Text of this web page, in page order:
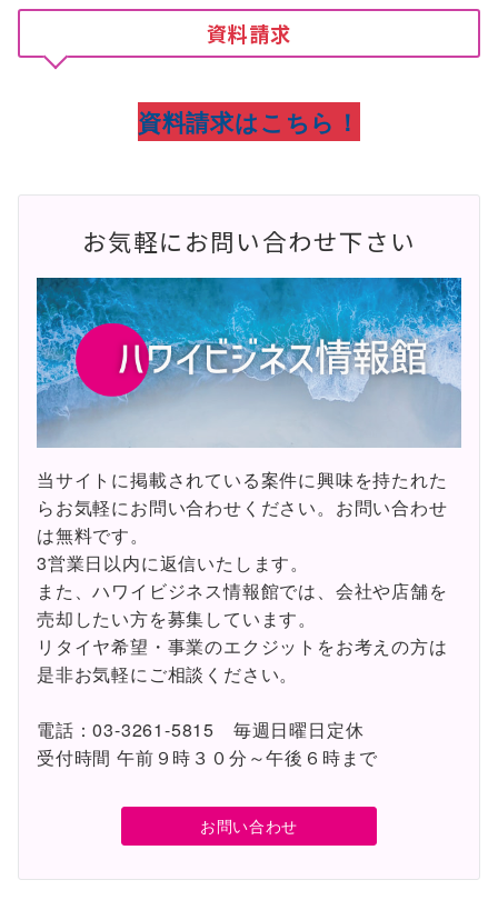
資料請求
資料請求はこちら！
お気軽にお問い合わせ下さい
当サイトに掲載されている案件に興味を持たれた
らお気軽にお問い合わせください。お問い合わせ
は無料です。
3営業日以内に返信いたします。
また、ハワイビジネス情報館では、会社や店舗を
売却したい方を募集しています。
リタイヤ希望・事業のエクジットをお考えの方は
是非お気軽にご相談ください。
電話：03-3261-5815 毎週日曜日定休
受付時間 午前９時３０分～午後６時まで
お問い合わせ